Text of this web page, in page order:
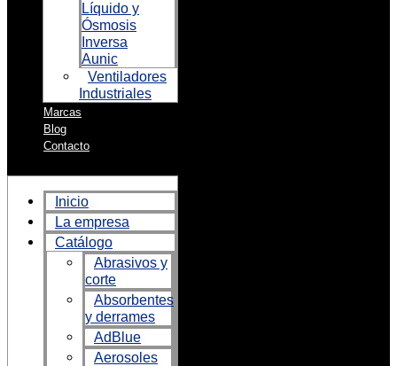
Líquido y
Ósmosis
Inversa
Aunic
Ventiladores
Industriales
Marcas
Blog
Contacto
Inicio
La empresa
Catálogo
Abrasivos y
corte
Absorbentes
y derrames
AdBlue
Aerosoles